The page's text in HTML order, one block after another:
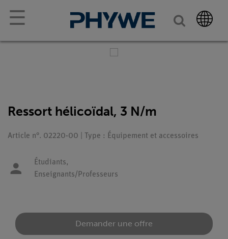
☰
Ressort hélicoïdal, 3 N/m
Article n°. 02220-00 | Type : Équipement et accessoires
Étudiants,
Enseignants/Professeurs
Demander une offre